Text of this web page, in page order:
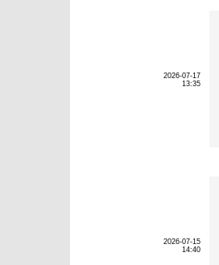
2026-07-17
13:35
2026-07-15
14:40